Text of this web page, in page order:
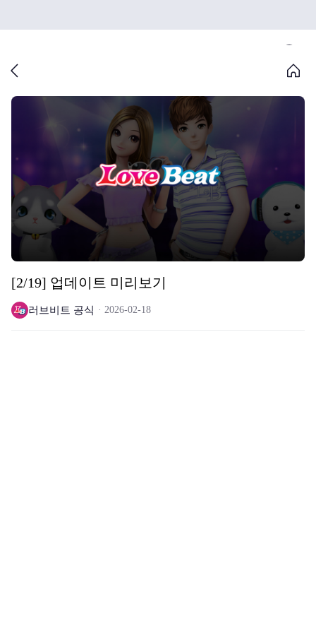
[2/19] 업데이트 미리보기
러브비트 공식 2026-02-18